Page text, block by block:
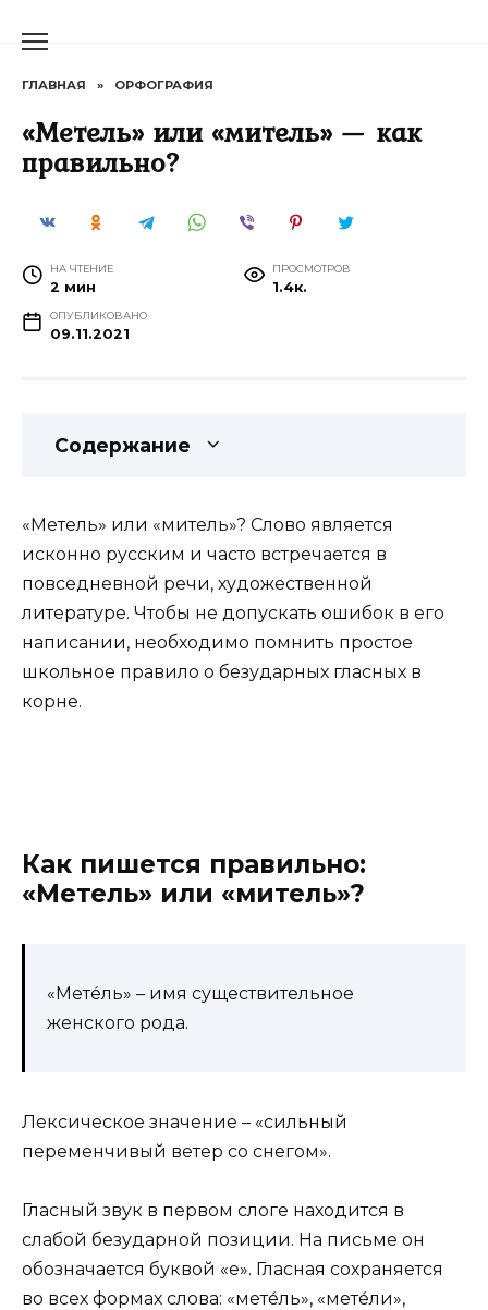
ГЛАВНАЯ » ОРФОГРАФИЯ
«Метель» или «митель» — как
правильно?
НА ЧТЕНИЕ
2 мин
ПРОСМОТРОВ
1.4к.
ОПУБЛИКОВАНО
09.11.2021
Содержание
«Метель» или «митель»? Слово является
исконно русским и часто встречается в
повседневной речи, художественной
литературе. Чтобы не допускать ошибок в его
написании, необходимо помнить простое
школьное правило о безударных гласных в
корне.
Как пишется правильно:
«Метель» или «митель»?
«Мете́ль» – имя существительное
женского рода.
Лексическое значение – «сильный
переменчивый ветер со снегом».
Гласный звук в первом слоге находится в
слабой безударной позиции. На письме он
обозначается буквой «е». Гласная сохраняется
во всех формах слова: «мете́ль», «мете́ли»,